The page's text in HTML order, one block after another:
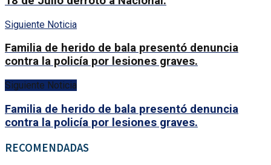
Siguiente Noticia
Familia de herido de bala presentó denuncia
contra la policía por lesiones graves.
Siguiente Noticia
Familia de herido de bala presentó denuncia
contra la policía por lesiones graves.
RECOMENDADAS